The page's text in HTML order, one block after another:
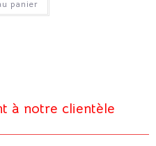
panier
à notre clientèle